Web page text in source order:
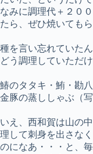
みに調理代＋２００
ら、ぜひ焼いてもら
を言い忘れていたん
う調理していただけ
のタタキ・鮪・勘八
豚の蒸ししゃぶ（写
え、西和賀は山の中
して刺身を出さなく
になあ・・・と、毎